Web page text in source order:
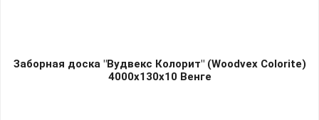
Заборная доска "Вудвекс Колорит" (Woodvex Colorite)
4000х130х10 Венге